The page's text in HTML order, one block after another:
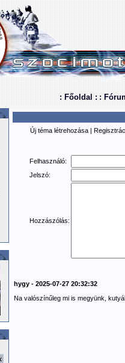
: Főoldal : :
Új téma létrehozása |
Felhasználó:
Jelszó:
Hozzászólás:
hygy - 2025-07-27 20:32:32
Na valószínűleg mi is megyünk,